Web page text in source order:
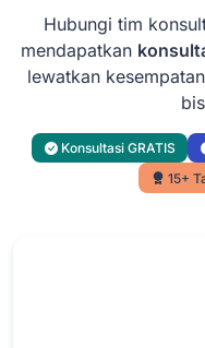
Hubungi tim
mendapatkan
lewatkan
Konsultasi GRATIS
15+